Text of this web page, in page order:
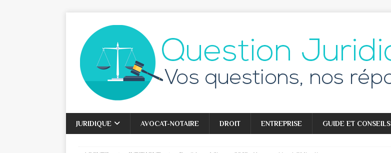
JURIDIQUE AVOCAT-NOTAIRE DROIT ENTREPRISE GUIDE ET CONSEILS